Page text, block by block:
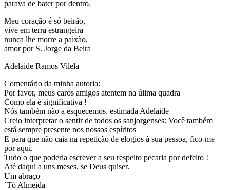
parava de bater por dentro.
Meu coração é só beirão,
vive em terra estrangeira
nunca lhe morre a paixão,
amor por S. Jorge da Beira
Adelaide Ramos Vilela
Comentário da minha autoria:
Por favor, meus caros amigos atentem na úlima quadra
Como ela é significativa !
Nós também não a esquecemos, estimada Adelaide
Creio interpretar o sentir de todos os sanjorgenses: Você também
está sempre presente nos nossos espíritos
E para que não caia na repetição de elogios à sua pessoa, fico-me
por aqui.
Tudo o que poderia escrever a seu respeito pecaria por defeito !
Até daqui a uns meses, se Deus quiser.
Um abraço
`Tó Almeida